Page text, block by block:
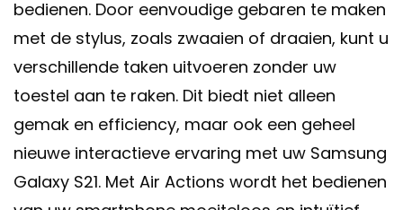
bedienen. Door eenvoudige gebaren te maken
met de stylus, zoals zwaaien of draaien, kunt u
verschillende taken uitvoeren zonder uw
toestel aan te raken. Dit biedt niet alleen
gemak en efficiency, maar ook een geheel
nieuwe interactieve ervaring met uw Samsung
Galaxy S21. Met Air Actions wordt het bedienen